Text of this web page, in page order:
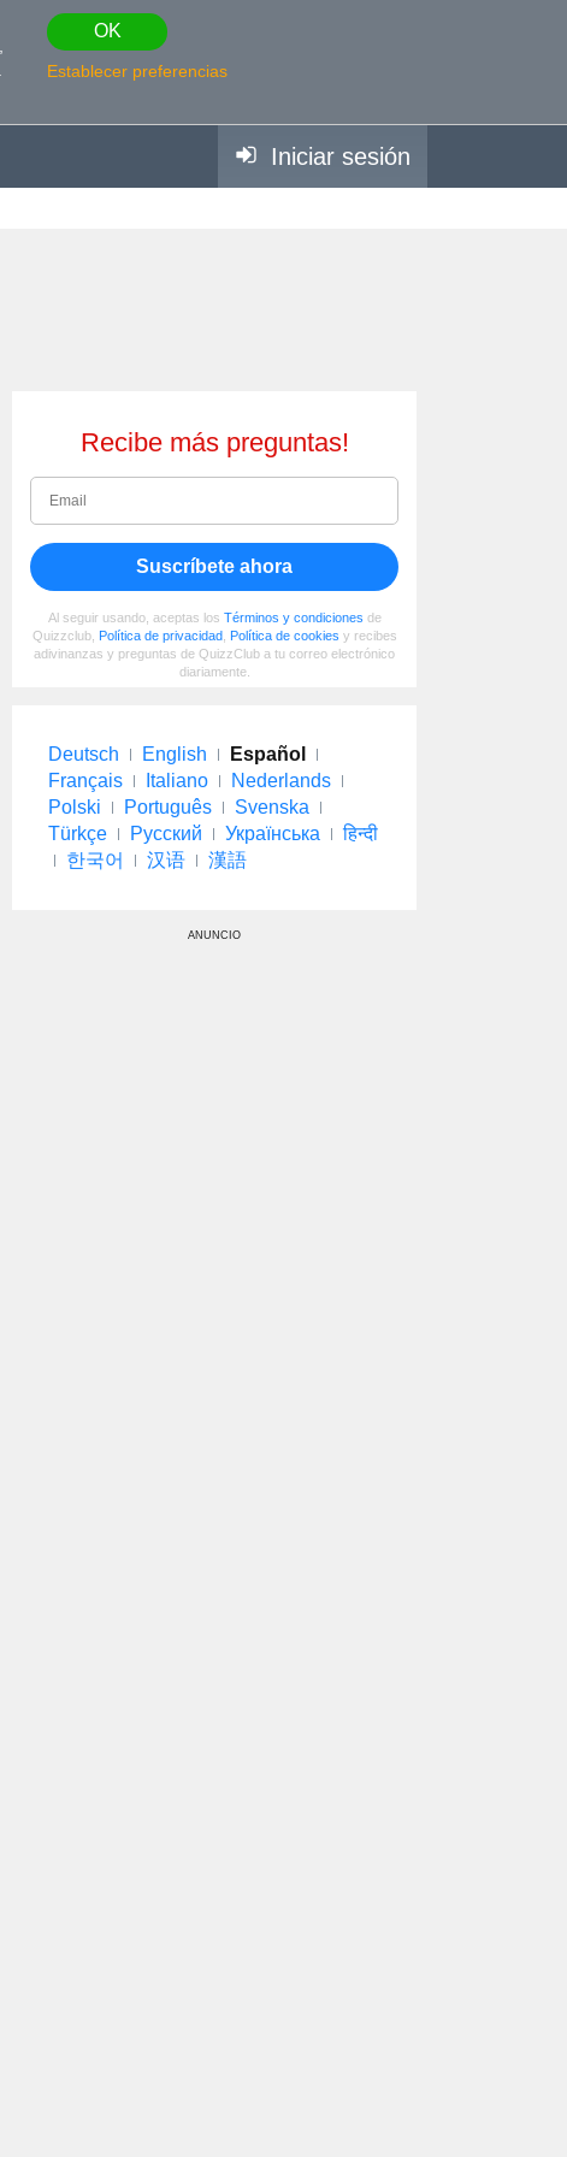
OK
Establecer preferencias
Iniciar sesión
Recibe más preguntas!
Suscríbete ahora
Al seguir usando, aceptas los Términos y condiciones de
Quizzclub, Política de privacidad, Política de cookies y recibes
adivinanzas y preguntas de QuizzClub a tu correo electrónico
diariamente.
Deutsch English
Español
Français
Italiano
Nederlands
Polski
Português
Svenska
Türkçe
Русский Українська
हिन्दी
한국어
汉语 漢語
ANUNCIO